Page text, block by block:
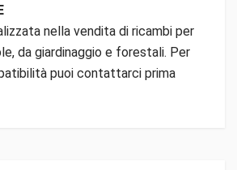
nella vendita di ricambi per
da giardinaggio e forestali. Per
puoi contattarci prima